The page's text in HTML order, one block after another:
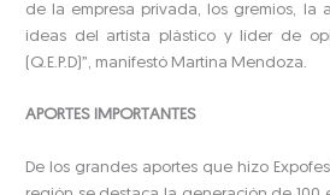
de la empresa privada, los gremios, la
ideas del artista plástico y líder de
(Q.E.P.D)”, manifestó Martina Mendoza.
APORTES IMPORTANTES
De los grandes aportes que hizo